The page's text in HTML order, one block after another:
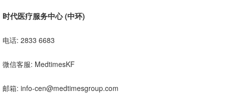
时代医疗服务中心 (中环)
电话: 2833 6683
微信客服: MedtimesKF
邮箱: info-cen@medtimesgroup.com